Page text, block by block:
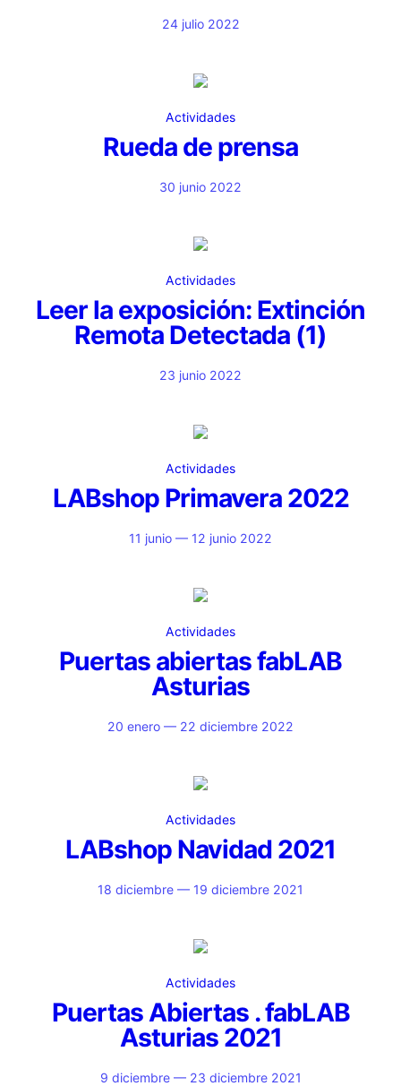
24 julio 2022
Actividades
Rueda de prensa
30 junio 2022
Actividades
Leer la exposición: Extinción
Remota Detectada (1)
23 junio 2022
Actividades
LABshop Primavera 2022
11 junio — 12 junio 2022
Actividades
Puertas abiertas fabLAB
Asturias
20 enero — 22 diciembre 2022
Actividades
LABshop Navidad 2021
18 diciembre — 19 diciembre 2021
Actividades
Puertas Abiertas . fabLAB
Asturias 2021
9 diciembre — 23 diciembre 2021